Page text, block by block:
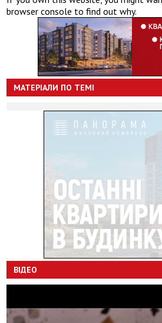
browser console to find out why.
МАТЕРІАЛИ ПО ТЕМІ
ВІДЕО